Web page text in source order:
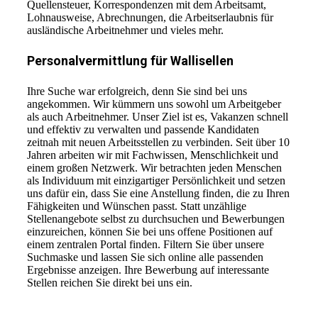
Quellensteuer, Korrespondenzen mit dem Arbeitsamt,
Lohnausweise, Abrechnungen, die Arbeitserlaubnis für
ausländische Arbeitnehmer und vieles mehr.
Personalvermittlung für Wallisellen
Ihre Suche war erfolgreich, denn Sie sind bei uns
angekommen. Wir kümmern uns sowohl um Arbeitgeber
als auch Arbeitnehmer. Unser Ziel ist es, Vakanzen schnell
und effektiv zu verwalten und passende Kandidaten
zeitnah mit neuen Arbeitsstellen zu verbinden. Seit über 10
Jahren arbeiten wir mit Fachwissen, Menschlichkeit und
einem großen Netzwerk. Wir betrachten jeden Menschen
als Individuum mit einzigartiger Persönlichkeit und setzen
uns dafür ein, dass Sie eine Anstellung finden, die zu Ihren
Fähigkeiten und Wünschen passt. Statt unzählige
Stellenangebote selbst zu durchsuchen und Bewerbungen
einzureichen, können Sie bei uns offene Positionen auf
einem zentralen Portal finden. Filtern Sie über unsere
Suchmaske und lassen Sie sich online alle passenden
Ergebnisse anzeigen. Ihre Bewerbung auf interessante
Stellen reichen Sie direkt bei uns ein.